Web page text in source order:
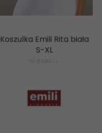
Koszulka Emili Rita biała
S-XL